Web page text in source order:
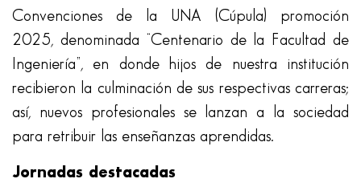
Convenciones de la UNA (Cúpula) promoción
2025, denominada “Centenario de la Facultad de
Ingeniería”, en donde hijos de nuestra institución
recibieron la culminación de sus respectivas carreras;
así, nuevos profesionales se lanzan a la sociedad
para retribuir las enseñanzas aprendidas.
Jornadas destacadas